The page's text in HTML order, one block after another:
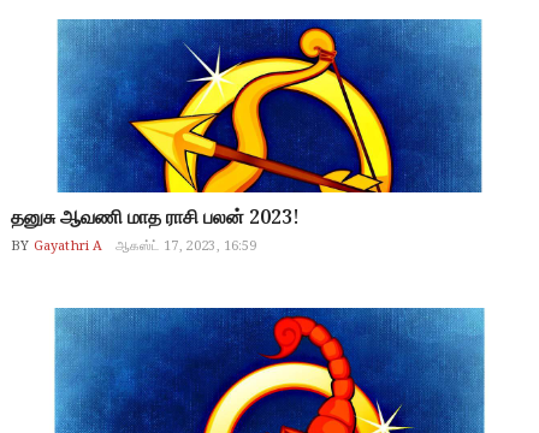
தனுசு ஆவணி மாத ராசி பலன் 2023!
BY Gayathri A ஆகஸ்ட் 17, 2023, 16:59